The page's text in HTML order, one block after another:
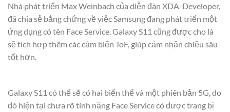
Nhà phát triển Max Weinbach của diễn đàn XDA-Developer,
đã chia sẻ bằng chứng về việc Samsung đang phát triển một
ứng dụng có tên Face Service. Galaxy S11 cũng được cho là
sẽ tích hợp thêm các cảm biến ToF, giúp cảm nhận chiều sâu
tốt hơn.
Galaxy S11 có thể sẽ có hai biến thể và một phiên bản 5G, do
đó hiện tại chưa rõ tính năng Face Service có được trang bị